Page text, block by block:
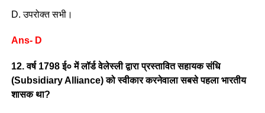
D. उपरोक्त सभी।
Ans- D
12. वर्ष 1798 ई० में लॉर्ड वेलेस्ली द्वारा प्रस्तावित सहायक संधि
(Subsidiary Alliance) को स्वीकार करनेवाला सबसे पहला भारतीय
शासक था?